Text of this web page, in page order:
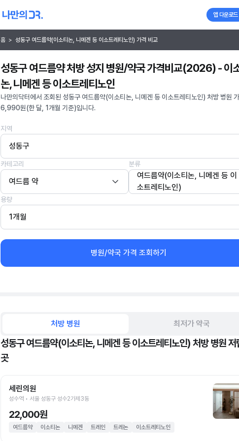
앱 다운로드
홈 > 성동구 여드름약(이소티논, 니메겐 등 이소트레티노인) 가격 비교
성동구 여드름약 처방 성지 병원/약국 가격비교(2026) - 이
논, 니메겐 등 이소트레티노인
나만의닥터에서 조회된 성동구 여드름약(이소티논, 니메겐 등 이소트레티노인) 처방 병원
6,990원(한 달, 1개월 기준)입니다.
지역
성동구
카테고리
여드름 약
분류
여드름약(이소티논, 니메겐 등 이
소트레티노인)
용량
1개월
병원/약국 가격 조회하기
처방 병원 최저가 약국
성동구 여드름약(이소티논, 니메겐 등 이소트레티노인) 처방 병원 저
곳
세린의원
성수역 • 서울 성동구 성수2가제3동
22,000원
여드름약 이소티논 니메겐 트레인 트레논 이소트레티노인